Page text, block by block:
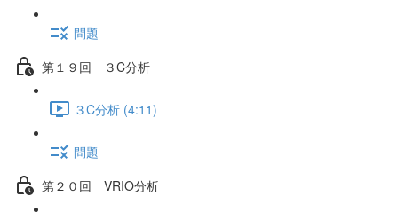
問題
第１９回 ３C分析
３C分析 (4:11)
問題
第２０回 VRIO分析